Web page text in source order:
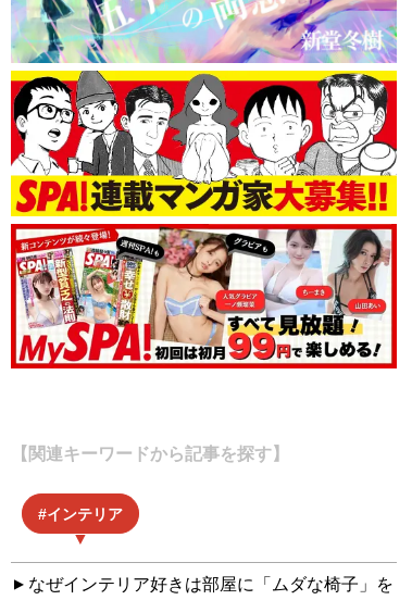
【関連キーワードから記事を探す】
インテリア
なぜインテリア好きは部屋に「ムダな椅子」を